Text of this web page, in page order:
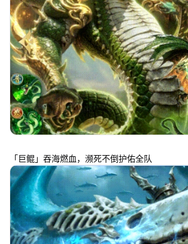
「巨鲲」吞海燃血，濒死不倒护佑全队